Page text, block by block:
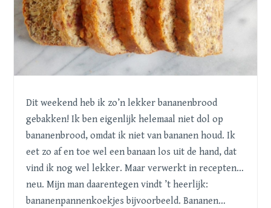
Dit weekend heb ik zo’n lekker bananenbrood
gebakken! Ik ben eigenlijk helemaal niet dol op
bananenbrood, omdat ik niet van bananen houd. Ik
eet zo af en toe wel een banaan los uit de hand, dat
vind ik nog wel lekker. Maar verwerkt in recepten…
neu. Mijn man daarentegen vindt ’t heerlijk:
bananenpannenkoekjes bijvoorbeeld. Bananen…